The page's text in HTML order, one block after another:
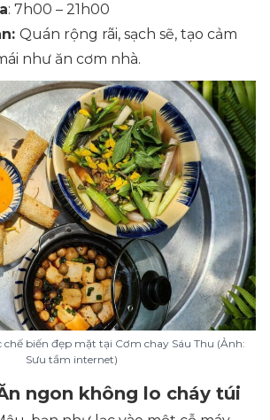
: 7h00 – 21h00
Quán rộng rãi, sạch sẽ, tạo cảm
như ăn cơm nhà.
chế biến đẹp mặt tại Cơm chay Sáu Thu (Ảnh:
Sưu tầm internet)
ngon không lo cháy túi